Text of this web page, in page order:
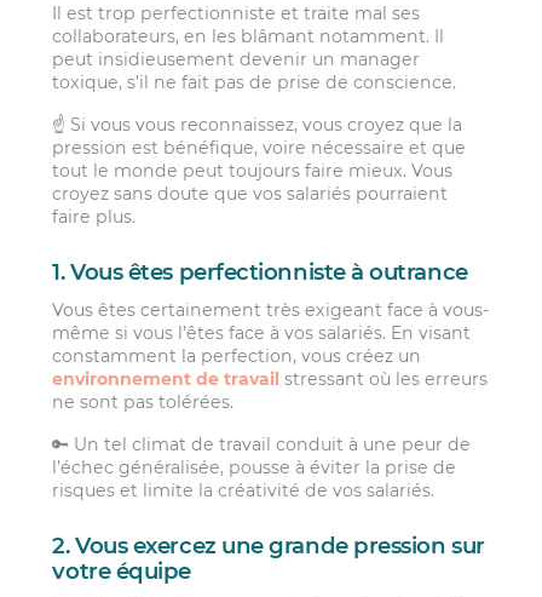
Il est trop perfectionniste et traite mal ses
collaborateurs, en les blâmant notamment. Il
peut insidieusement devenir un manager
toxique, s’il ne fait pas de prise de conscience.
☝️ Si vous vous reconnaissez, vous croyez que la
pression est bénéfique, voire nécessaire et que
tout le monde peut toujours faire mieux. Vous
croyez sans doute que vos salariés pourraient
faire plus.
1. Vous êtes perfectionniste à outrance
Vous êtes certainement très exigeant face à vous-
même si vous l’êtes face à vos salariés. En visant
constamment la perfection, vous créez un
environnement de travail stressant où les erreurs
ne sont pas tolérées.
🔑 Un tel climat de travail conduit à une peur de
l’échec généralisée, pousse à éviter la prise de
risques et limite la créativité de vos salariés.
2. Vous exercez une grande pression sur
votre équipe